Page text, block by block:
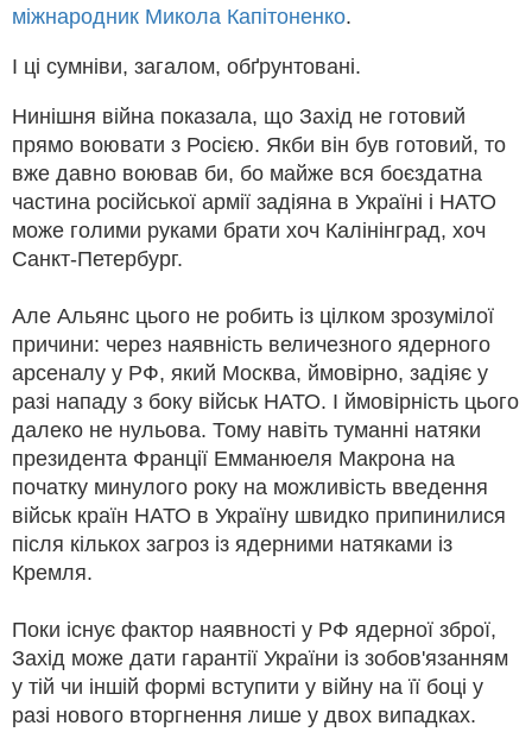
міжнародник Микола Капітоненко.
І ці сумніви, загалом, обґрунтовані.
Нинішня війна показала, що Захід не готовий
прямо воювати з Росією. Якби він був готовий, то
вже давно воював би, бо майже вся боєздатна
частина російської армії задіяна в Україні і НАТО
може голими руками брати хоч Калінінград, хоч
Санкт-Петербург.
Але Альянс цього не робить із цілком зрозумілої
причини: через наявність величезного ядерного
арсеналу у РФ, який Москва, ймовірно, задіяє у
разі нападу з боку військ НАТО. І ймовірність цього
далеко не нульова. Тому навіть туманні натяки
президента Франції Емманюеля Макрона на
початку минулого року на можливість введення
військ країн НАТО в Україну швидко припинилися
після кількох загроз із ядерними натяками із
Кремля.
Поки існує фактор наявності у РФ ядерної зброї,
Захід може дати гарантії України із зобов'язанням
у тій чи іншій формі вступити у війну на її боці у
разі нового вторгнення лише у двох випадках.